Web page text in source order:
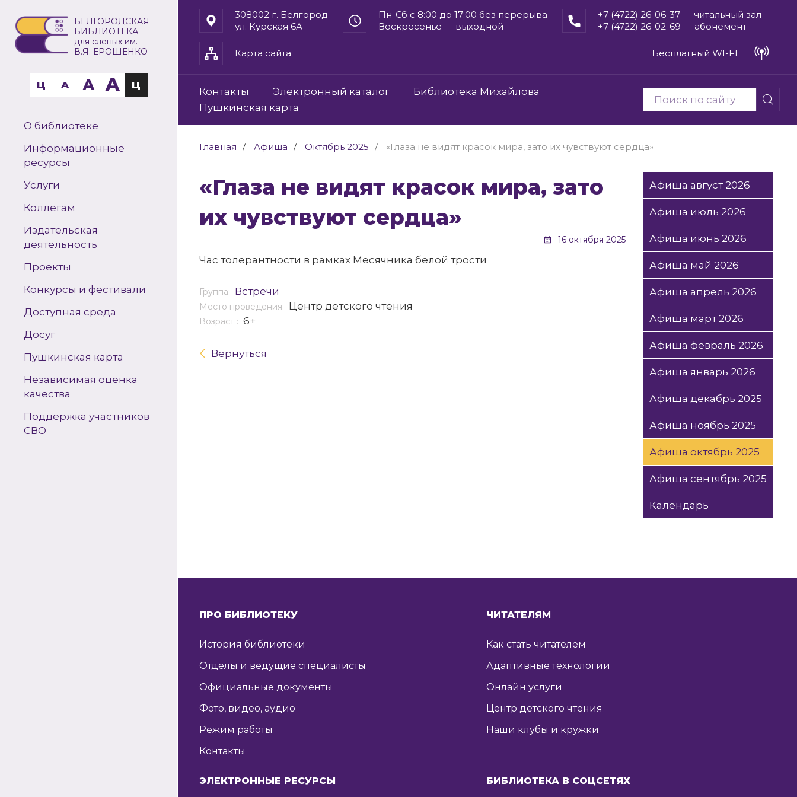
БЕЛГОРОДСКАЯ
БИБЛИОТЕКА
для слепых им.
В.Я. ЕРОШЕНКО
Ц A A A Ц
О библиотеке
Информационные
ресурсы
Услуги
Коллегам
Издательская
деятельность
Проекты
Конкурсы и фестивали
Доступная среда
Досуг
Пушкинская карта
Независимая оценка
качества
Поддержка участников
СВО
308002 г. Белгород
ул. Курская 6А
Пн-Сб с 8:00 до 17:00 без перерыва
Воскресенье — выходной
+7 (4722) 26-06-37 — читальный зал
+7 (4722) 26-02-69 — абонемент
Карта сайта Бесплатный WI-FI
Контакты Электронный каталог
Библиотека Михайлова
Пушкинская карта
Главная Афиша Октябрь 2025 «Глаза не видят красок мира, зато их чувствуют сердца»
«Глаза не видят красок мира, зато
их чувствуют сердца»
16 октября 2025
Час толерантности в рамках Месячника белой трости
Группа: Встречи
Место проведения: Центр детского чтения
Возраст : 6+
Вернуться
Афиша август 2026
Афиша июль 2026
Афиша июнь 2026
Афиша май 2026
Афиша апрель 2026
Афиша март 2026
Афиша февраль 2026
Афиша январь 2026
Афиша декабрь 2025
Афиша ноябрь 2025
Афиша октябрь 2025
Афиша сентябрь 2025
Календарь
ПРО БИБЛИОТЕКУ
История библиотеки
Отделы и ведущие специалисты
Официальные документы
Фото, видео, аудио
Режим работы
Контакты
ЧИТАТЕЛЯМ
Как стать читателем
Адаптивные технологии
Онлайн услуги
Центр детского чтения
Наши клубы и кружки
ЭЛЕКТРОННЫЕ РЕСУРСЫ БИБЛИОТЕКА В СОЦСЕТЯХ